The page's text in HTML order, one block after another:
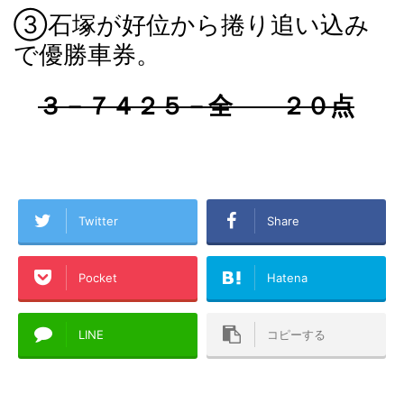
③石塚が好位から捲り追い込み
で優勝車券。
３－７４２５－全 ２０点
Twitter Share
Pocket Hatena
LINE コピーする